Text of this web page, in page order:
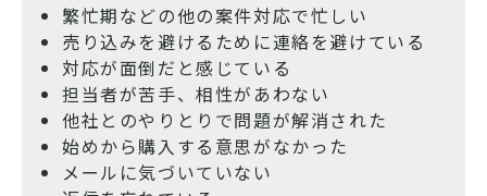
繁忙期などの他の案件対応で忙しい
売り込みを避けるために連絡を避けている
対応が面倒だと感じている
担当者が苦手、相性があわない
他社とのやりとりで問題が解消された
始めから購入する意思がなかった
メールに気づいていない